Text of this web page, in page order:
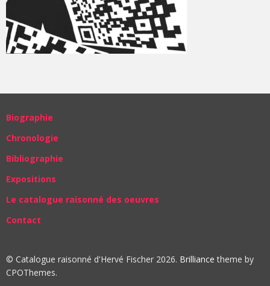
Biographie
Chronologie
Bibliographie
Expositions
Le catalogue raisonné des oeuvres
Contact
© Catalogue raisonné d'Hervé Fischer 2026. Brilliance theme by
CPOThemes.